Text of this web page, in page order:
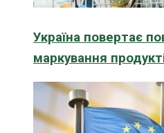
Україна повертає
маркування